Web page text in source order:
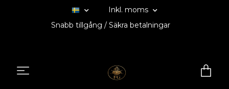
Inkl. moms
Snabb tillgång / Säkra betalningar